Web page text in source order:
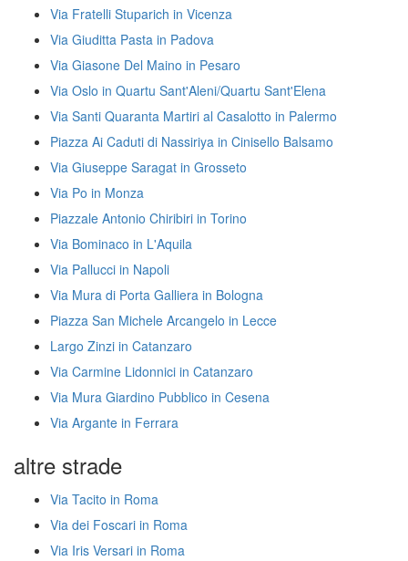
Via Fratelli Stuparich in Vicenza
Via Giuditta Pasta in Padova
Via Giasone Del Maino in Pesaro
Via Oslo in Quartu Sant'Aleni/Quartu Sant'Elena
Via Santi Quaranta Martiri al Casalotto in Palermo
Piazza Ai Caduti di Nassiriya in Cinisello Balsamo
Via Giuseppe Saragat in Grosseto
Via Po in Monza
Piazzale Antonio Chiribiri in Torino
Via Bominaco in L'Aquila
Via Pallucci in Napoli
Via Mura di Porta Galliera in Bologna
Piazza San Michele Arcangelo in Lecce
Largo Zinzi in Catanzaro
Via Carmine Lidonnici in Catanzaro
Via Mura Giardino Pubblico in Cesena
Via Argante in Ferrara
altre strade
Via Tacito in Roma
Via dei Foscari in Roma
Via Iris Versari in Roma